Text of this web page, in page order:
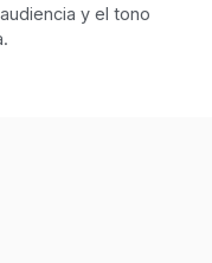
y el tono